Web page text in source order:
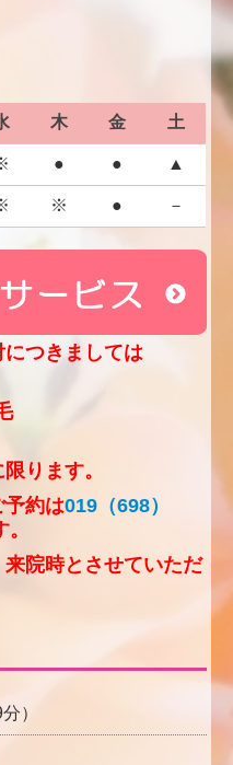
木 金 土
● ● ▲
※ ● －
つきましては
ります。
約は019（698）
院時とさせていただ
）